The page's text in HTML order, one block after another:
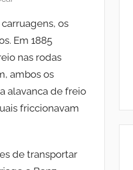
os
Em 1885
nas rodas
ambos os
alavanca de freio
friccionavam
de transportar